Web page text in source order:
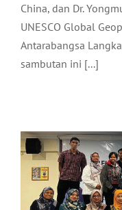
China, dan Dr.
UNESCO Global
Antarabangsa
sambutan ini [...]
KURSUS